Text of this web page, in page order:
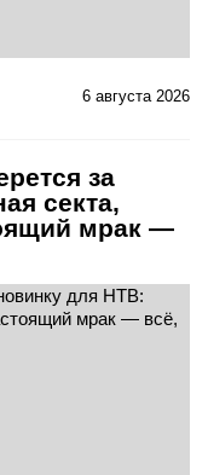
6 августа 2026
за
секта,
мрак —